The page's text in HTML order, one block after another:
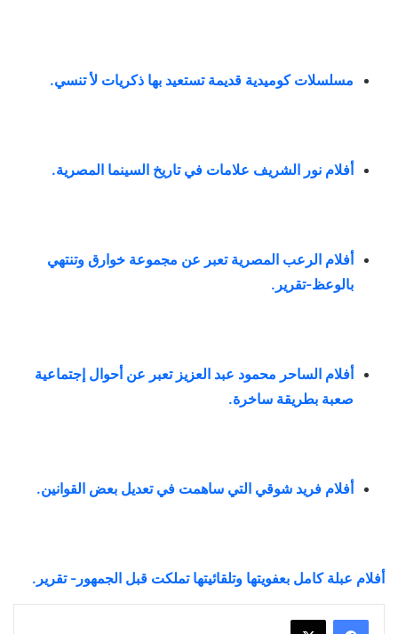
مسلسلات كوميدية قديمة تستعيد بها ذكريات لأ تنسي.
أفلام نور الشريف علامات في تاريخ السينما المصرية.
أفلام الرعب المصرية تعبر عن مجموعة خوارق وتنتهي
بالوعظ-تقرير .
أفلام الساحر محمود عبد العزيز تعبر عن أحوال إجتماعية
صعبة بطريقة ساخرة.
أفلام فريد شوقي التي ساهمت في تعديل بعض القوانين.
أفلام عبلة كامل بعفويتها وتلقائيتها تملكت قبل الجمهور- تقرير.